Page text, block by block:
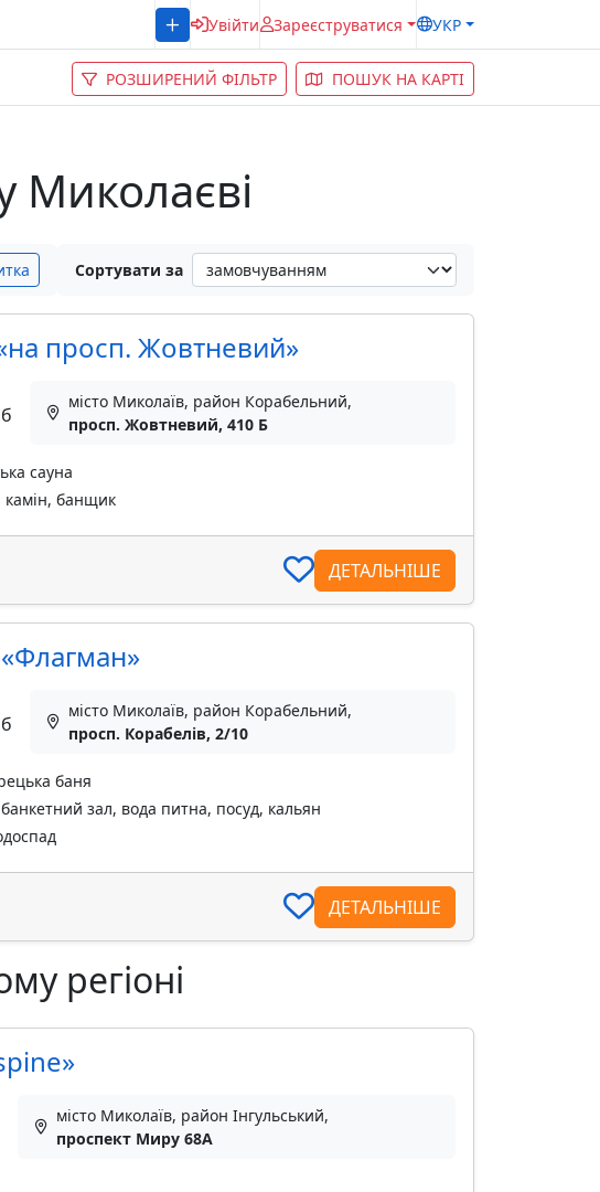
Увійти Зареєструватися УКР
РОЗШИРЕНИЙ ФІЛЬТР ПОШУК НА КАРТІ
Миколаєві
Сортувати за
«на просп. Жовтневий»
місто Миколаїв, район Корабельний,
просп. Жовтневий, 410 Б
сауна
камін, банщик
ДЕТАЛЬНІШЕ
місто Миколаїв, район Корабельний,
просп. Корабелів, 2/10
баня
банкетний зал, вода питна, посуд, кальян
ДЕТАЛЬНІШЕ
регіоні
місто Миколаїв, район Інгульський,
проспект Миру 68А